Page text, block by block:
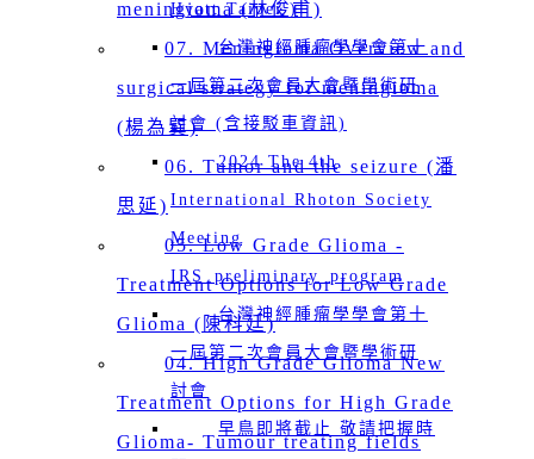
Hyatt Taipei )
台灣神經腫瘤學學會第十
一屆第二次會員大會暨學術研
討會 (含接駁車資訊)
2024 The 4th
International Rhoton Society
Meeting
IRS_preliminary_program
台灣神經腫瘤學學會第十
一屆第二次會員大會暨學術研
討會
早鳥即將截止 敬請把握時
meningioma (林俊甫)
07. Meningioma Overview and
surgical strategy for meningioma
(楊為巽)
06. Tumor and the seizure (潘
思延)
05. Low Grade Glioma -
Treatment Options for Low Grade
Glioma (陳科廷)
04. High Grade Glioma New
Treatment Options for High Grade
Glioma- Tumour treating fields